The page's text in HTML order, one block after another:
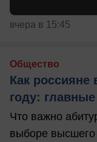
вчера в 15:45
Общество
Как
году:
Что важно
выборе